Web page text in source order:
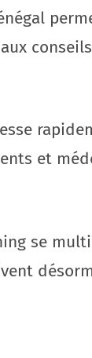
et
se